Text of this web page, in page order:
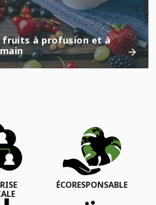
fruits à profusion et à
ÉCORESPONSABLE